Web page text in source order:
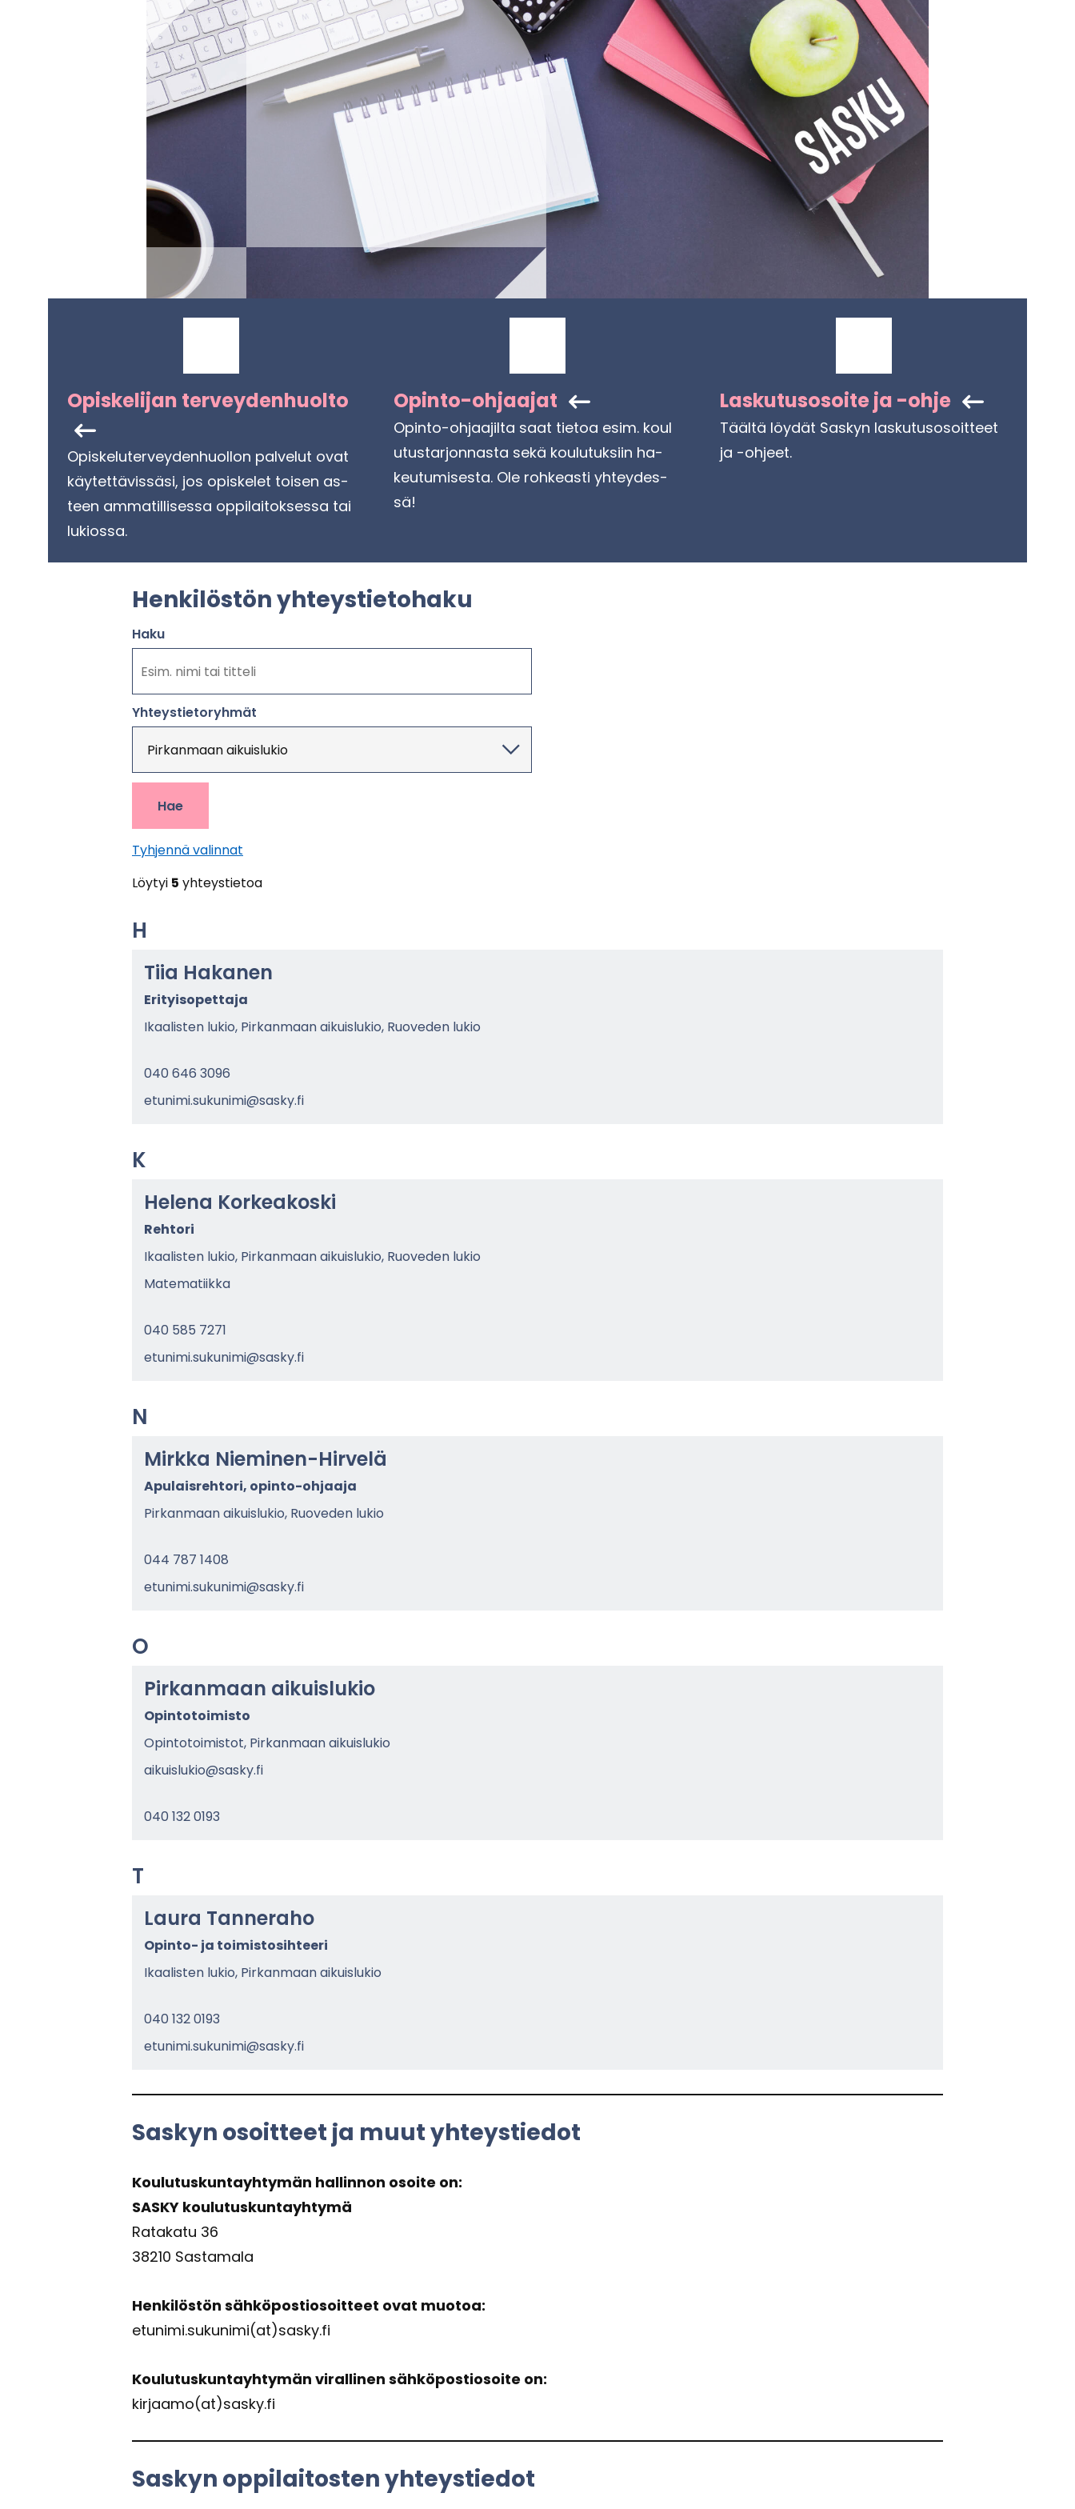
Opis­ke­li­jan ter­vey­den­huol­to
Opis­ke­lu­ter­vey­den­huol­lon pal­ve­lut ovat
käy­tet­tä­vis­sä­si, jos opis­ke­let toi­sen as­
teen am­ma­til­li­ses­sa op­pi­lai­tok­ses­sa tai
lu­kios­sa.
Opinto-​ohjaajat
Opinto-​​ohjaajilta saat tie­toa esim. kou­l
u­tus­tar­jon­nas­ta sekä kou­lu­tuk­siin ha­
keu­tu­mi­ses­ta. Ole roh­keas­ti yh­tey­des­
sä!
Las­ku­tuso­soi­te ja -ohje
Tääl­tä löy­dät Sas­kyn las­ku­tuso­soit­teet
ja -​ohjeet.
Hen­ki­lös­tön yh­teys­tie­to­ha­ku
Haku
Yh­teys­tie­to­ryh­mät
Hae
Tyh­jen­nä va­lin­nat
Löy­tyi 5 yh­teys­tie­toa
H
Tiia Ha­ka­nen
Eri­tyi­so­pet­ta­ja
Ikaa­lis­ten lukio, Pir­kan­maan ai­kuis­lu­kio, Ruo­ve­den lukio
040 646 3096
etu­ni­mi.su­ku­ni­mi@sasky.fi
K
He­le­na Kor­kea­kos­ki
Reh­to­ri
Ikaa­lis­ten lukio, Pir­kan­maan ai­kuis­lu­kio, Ruo­ve­den lukio
Ma­te­ma­tiik­ka
040 585 7271
etu­ni­mi.su­ku­ni­mi@sasky.fi
N
Mirk­ka Nieminen-​Hirvelä
Apu­lais­reh­to­ri, opinto-​ohjaaja
Pir­kan­maan ai­kuis­lu­kio, Ruo­ve­den lukio
044 787 1408
etu­ni­mi.su­ku­ni­mi@sasky.fi
O
Pir­kan­maan ai­kuis­lu­kio
Opin­to­toi­mis­to
Opin­to­toi­mis­tot, Pir­kan­maan ai­kuis­lu­kio
ai­kuis­lu­kio@sasky.fi
040 132 0193
T
Laura Tan­ne­ra­ho
Opinto-​ ja toi­mis­to­sih­tee­ri
Ikaa­lis­ten lukio, Pir­kan­maan ai­kuis­lu­kio
040 132 0193
etu­ni­mi.su­ku­ni­mi@sasky.fi
Sas­kyn osoit­teet ja muut yh­teys­tie­dot
Kou­lu­tus­kun­tayh­ty­män hal­lin­non osoi­te on:
SASKY kou­lu­tus­kun­tayh­ty­mä
Ra­ta­ka­tu 36
38210 Sas­ta­ma­la
Hen­ki­lös­tön säh­kö­pos­tio­soit­teet ovat muo­toa:
etu­ni­mi.su­ku­ni­mi(at)sasky.fi
Kou­lu­tus­kun­tayh­ty­män vi­ral­li­nen säh­kö­pos­tio­soi­te on:
kir­jaa­mo(at)sasky.fi
Sas­kyn op­pi­lai­tos­ten yh­teys­tie­dot